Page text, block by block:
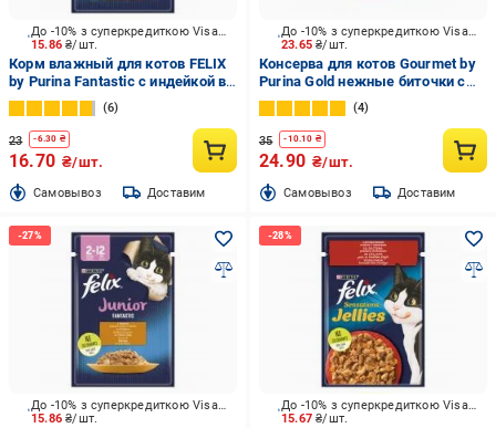
15.86₴/шт.
До -10% з суперкредиткою Visa Вигода
Корм влажный для котов FELIX
by Purina Fantastic с индейкой в
желе 85 г
6
23 -6.30 ₴
16.70 ₴/шт.
Cамовывоз Доставим
23.65₴/шт.
До -10% з суперкредиткою Visa Вигода
Консерва для котов Gourmet by
Purina Gold нежные биточки с
курицей и морковью 85 г
4
35 -10.10 ₴
24.90 ₴/шт.
Cамовывоз Доставим
15.86₴/шт.
До -10% з суперкредиткою Visa Вигода
15.67₴/шт.
До -10% з суперкредиткою Visa Вигода